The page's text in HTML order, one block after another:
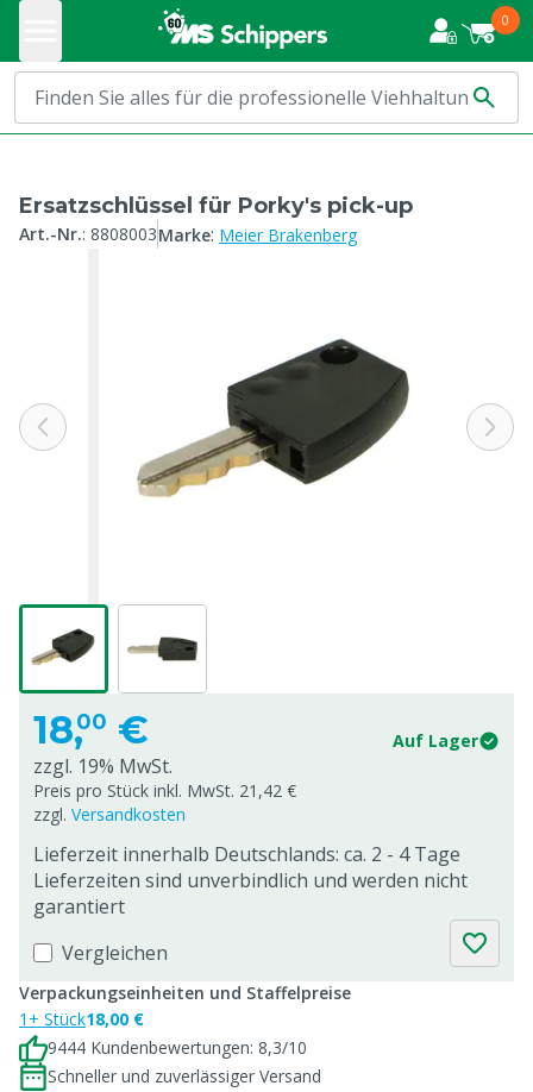
0
Ersatzschlüssel für Porky's pick-up
Art.-Nr.: 8808003Marke: Meier Brakenberg
18,00 € Auf Lager
zzgl. 19% MwSt.
Preis pro Stück inkl. MwSt. 21,42 €
zzgl. Versandkosten
Lieferzeit innerhalb Deutschlands: ca. 2 - 4 Tage
Lieferzeiten sind unverbindlich und werden nicht
garantiert
Vergleichen
Verpackungseinheiten und Staffelpreise
1+ Stück18,00 €
9444 Kundenbewertungen: 8,3/10
Schneller und zuverlässiger Versand